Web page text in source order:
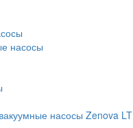
насосы
насосы Zenova LT